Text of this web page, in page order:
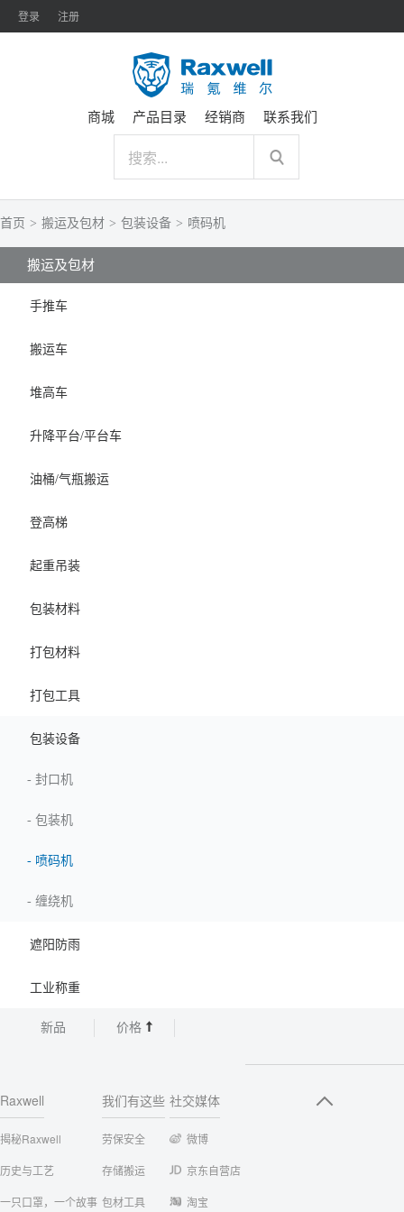
登录 注册
商城 产品目录 经销商 联系我们
首页 > 搬运及包材 > 包装设备 > 喷码机
搬运及包材
手推车
搬运车
堆高车
升降平台/平台车
油桶/气瓶搬运
登高梯
起重吊装
包装材料
打包材料
打包工具
包装设备
- 封口机
- 包装机
- 喷码机
- 缠绕机
遮阳防雨
工业称重
新品 价格
Raxwell
揭秘Raxwell
历史与工艺
一只口罩，一个故事
我们有这些
劳保安全
存储搬运
包材工具
社交媒体
微博
京东自营店
淘宝